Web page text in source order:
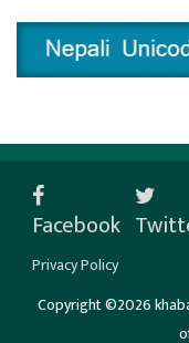
Facebook
Privacy Policy
Copyright ©2026